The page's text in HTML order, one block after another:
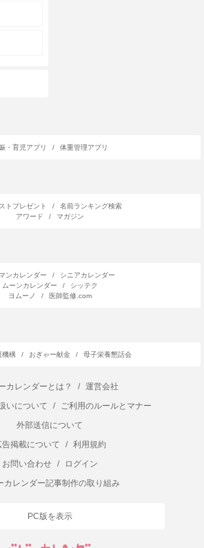
・育児アプリ / 体重管理アプリ
トプレゼント /
名前ランキング検索
アワード
/ マガジン
ンカレンダー /
シニアカレンダー
ムーンカレンダー
/
シッテク
ヨムーノ
/ 医師監修.com
機構 / おぎゃー献金 / 母子栄養懇話会
カレンダーとは？ /
運営会社
いについて
/
ご利用のルールとマナー
外部送信について
告掲載について
/
利用規約
お問い合わせ
/
ログイン
カレンダー記事制作の取り組み
PC版を表示